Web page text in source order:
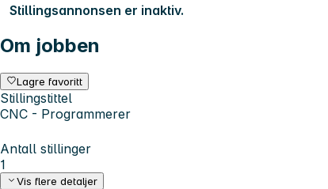
Stillingsannonsen er inaktiv.
Om jobben
Lagre favoritt
Stillingstittel
CNC - Programmerer
Antall stillinger
1
Vis flere detaljer